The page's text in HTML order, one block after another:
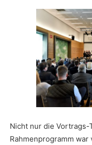
Nicht nur die Vortrags-
Rahmenprogramm